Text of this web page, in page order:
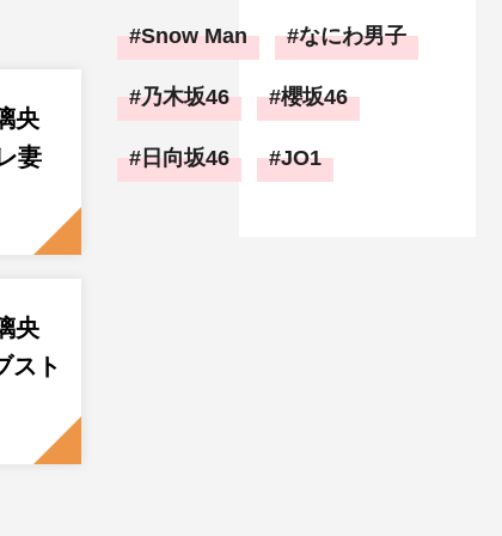
央
妻
央
スト
Snow Man なにわ男子
乃木坂46 櫻坂46
日向坂46 JO1